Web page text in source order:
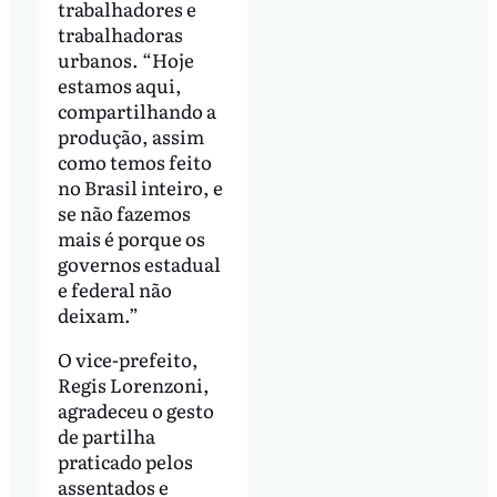
trabalhadores e
trabalhadoras
urbanos. “Hoje
estamos aqui,
compartilhando a
produção, assim
como temos feito
no Brasil inteiro, e
se não fazemos
mais é porque os
governos estadual
e federal não
deixam.”
O vice-prefeito,
Regis Lorenzoni,
agradeceu o gesto
de partilha
praticado pelos
assentados e